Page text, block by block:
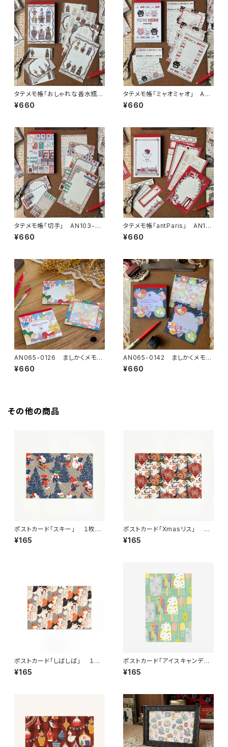
タテメモ帳「おしゃれな香水瓶」
AN103-0154 メモ帳 手
帳リフィル（穴なし） ミニ6 M
¥660
タテメモ帳「ミャオミャオ」 AN1
03-0077 メモ帳 手帳リフィ
ル（穴なし） ミニ6 M6
¥660
タテメモ帳「切手」 AN103-00
11 メモ帳 手帳リフィル（穴な
し） ミニ6 M6
¥660
タテメモ帳「antParis」 AN10
3-0999 メモ帳 手帳リフィ
ル（穴なし） ミニ6 M6
¥660
AN065-0126 ましかくメモ帳
「リボン」
¥660
AN065-0142 ましかくメモ帳
「おやすみパジャマ」
¥660
その他の商品
ポストカード「スキー」 １枚
ant!ant!!ant!!!
¥165
ポストカード「Xmasリス」 １
枚 ant!ant!!ant!!!
¥165
ポストカード「しばしば」 １
枚 ant!ant!!ant!!!
¥165
ポストカード「アイスキャンデ
ィ ミントグリーン」 １枚 an
t!ant!!ant!!!
¥165